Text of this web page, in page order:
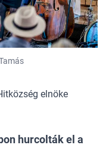
elnöke
hurcolták el a